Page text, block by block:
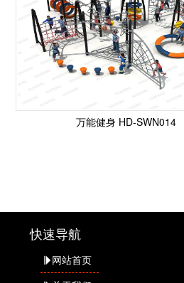
万能健身 HD-SWN014
快速导航
网站首页